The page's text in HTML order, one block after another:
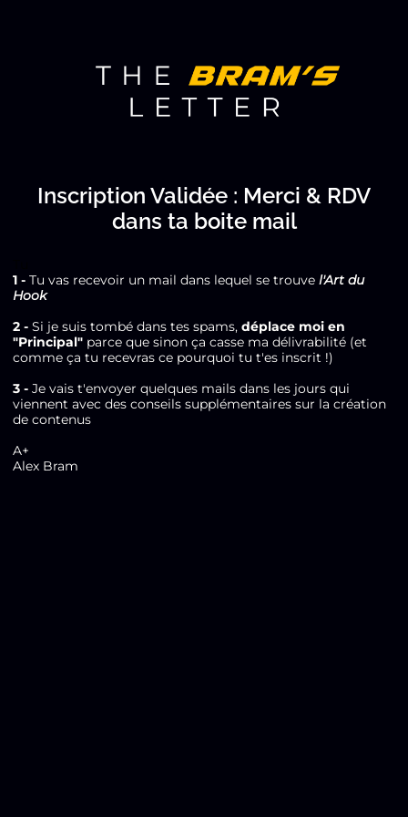
Inscription Validée : Merci & RDV
dans ta boite mail
1 - Tu vas recevoir un mail dans lequel se trouve l'Art du
Hook
2 - Si je suis tombé dans tes spams, déplace moi en
"Principal" parce que sinon ça casse ma délivrabilité (et
comme ça tu recevras ce pourquoi tu t'es inscrit !)
3 - Je vais t'envoyer quelques mails dans les jours qui
viennent avec des conseils supplémentaires sur la création
de contenus
A+
Alex Bram